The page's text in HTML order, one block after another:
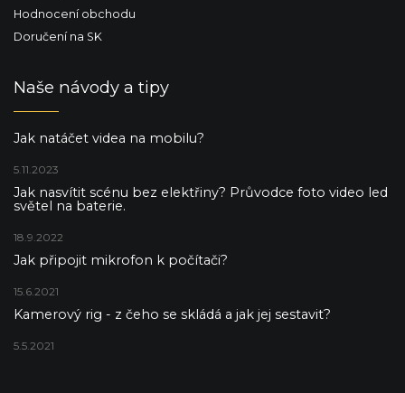
Hodnocení obchodu
Doručení na SK
Naše návody a tipy
Jak natáčet videa na mobilu?
5.11.2023
Jak nasvítit scénu bez elektřiny? Průvodce foto video led
světel na baterie.
18.9.2022
Jak připojit mikrofon k počítači?
15.6.2021
Kamerový rig - z čeho se skládá a jak jej sestavit?
5.5.2021